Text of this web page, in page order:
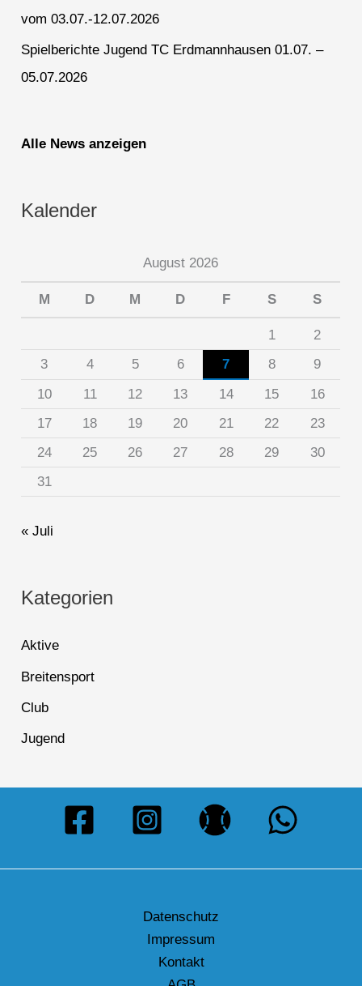
vom 03.07.-12.07.2026
Spielberichte Jugend TC Erdmannhausen 01.07. –
05.07.2026
Alle News anzeigen
Kalender
August 2026
M D M D F S S
1
2
3
4 5 6 7 8
9
10
11 12 13 14 15
16
17
18 19 20 21 22
23
24
25 26 27 28 29
30
31
« Juli
Kategorien
Aktive
Breitensport
Club
Jugend
Datenschutz
Impressum
Kontakt